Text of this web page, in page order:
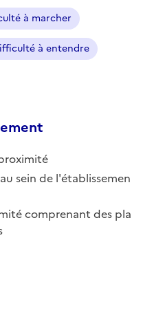
à marcher
à entendre
sein de l'établissemen
comprenant des pla